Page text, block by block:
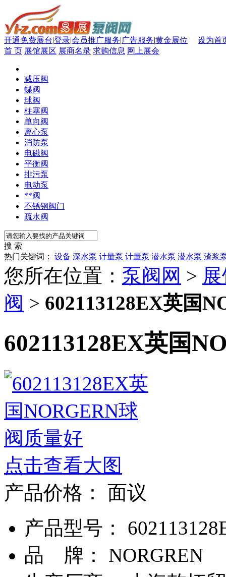
开通免费展台|登录|会员推广服务|广告服务|黄金展位
设为首
首 页 展馆展区 展商名录 求购信息 网上展会
减压阀
蝶阀
球阀
柱塞阀
单向阀
离心泵
消防泵
电磁阀
平衡阀
排污泵
电动泵
**阀
不锈钢阀门
疏水阀
搜 索
热门关键词： 设备 深水泵 计量泵 计量泵 潜水泵 潜水泵 渣浆
您所在位置： 泵阀网 >
阀 > 602113128EX英国
602113128EX英国
点击查看大图
产品价格： 面议
产品型号：
品 牌： NORGREN